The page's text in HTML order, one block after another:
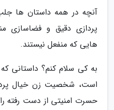
آنچه در همه داستان ها
پردازی دقیق و
هایی که منفعل نیستند.
به کی سلام کنم؟ داستانی
است، شخصیت زن خیال
حسرت امنیتی از دست رفته